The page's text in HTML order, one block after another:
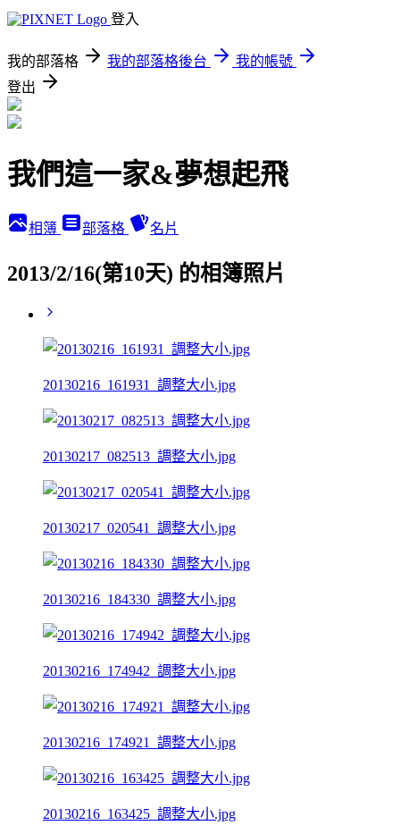
登入
我的部落格 我的部落格後台
我的帳號
登出
我們這一家&夢想起飛
相簿 部落格 名片
2013/2/16(第10天) 的相簿照片
20130216_161931_調整大小.jpg
20130217_082513_調整大小.jpg
20130217_020541_調整大小.jpg
20130216_184330_調整大小.jpg
20130216_174942_調整大小.jpg
20130216_174921_調整大小.jpg
20130216_163425_調整大小.jpg